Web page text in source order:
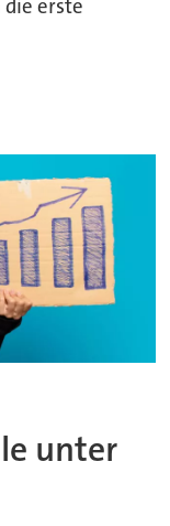
erste
unter